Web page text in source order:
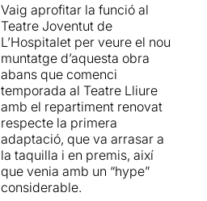
espanyola que deixa de
banda moments molt
importants de canvi en
aquell moment, com la mort
del dictador, la fi de 40 anys
de repressió, la legalització
dels partits polítics i la il·lusió
per una democràcia
parlamentaria. L’autor
només ens ha fet un retrat
de la part més fosca de
l’època i ens recorda que no
De totes maneres tornarà a
programar-se; tot i que pel
que he escoltat, ho
interpretaran uns altres
actors. Llàstima, perquè una
de les millors coses que té
aquesta adaptació, a banda
del text, la posada en
escena i la direcció, és
l'equip artístic. Un equip
artístic brutal.Enric Auquer,
Guillem Balart, David
Vaig aprofitar la funció al
Teatre Joventut de
L’Hospitalet per veure el nou
muntatge d’aquesta obra
abans que comenci
temporada al Teatre Lliure
amb el repartiment renovat
respecte la primera
adaptació, que va arrasar a
la taquilla i en premis, així
que venia amb un “hype”
considerable.